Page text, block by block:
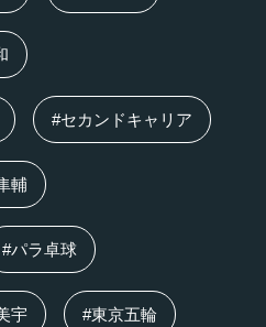
#セカンドキャリア
輔
#パラ卓球
宇 #東京五輪